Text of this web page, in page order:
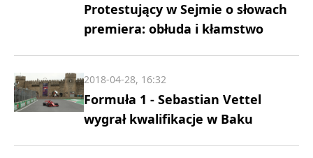
Protestujący w Sejmie o słowach
premiera: obłuda i kłamstwo
Formuła 1 - Sebastian Vettel
wygrał kwalifikacje w Baku
2018-04-28, 16:32